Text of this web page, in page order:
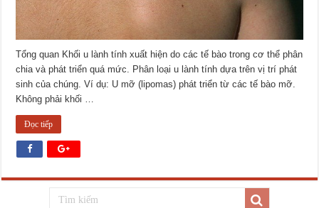
Tổng quan Khối u lành tính xuất hiện do các tế bào trong cơ thể phân
chia và phát triển quá mức. Phân loại u lành tính dựa trên vị trí phát
sinh của chúng. Ví dụ: U mỡ (lipomas) phát triển từ các tế bào mỡ.
Không phải khối …
Đọc tiếp